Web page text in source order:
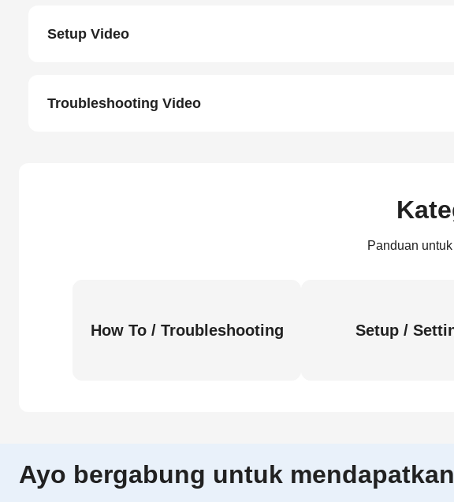
Setup Video
Troubleshooting Video
Panduan
How To / Troubleshooting Setup /
Ayo bergabung untuk